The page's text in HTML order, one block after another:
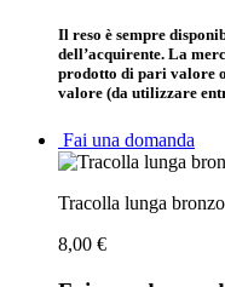
Il reso è sempre
dell’acquirente. La
prodotto di pari valore
valore (da utilizzare
Fai una domanda
Tracolla lunga bronzo
8,00 €